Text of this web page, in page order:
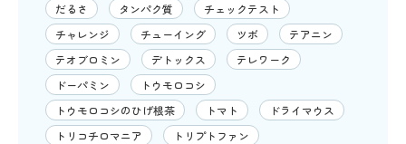
だるさ
タンパク質
チェックテスト
チャレンジ
チューイング ツボ
テアニン
テオブロミン
デトックス
テレワーク
ドーパミン
トウモロコシ
トウモロコシのひげ根茶
トマト
ドライマウス
トリコチロマニア
トリプトファン